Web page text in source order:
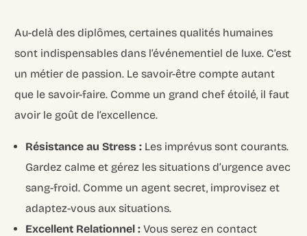
Au-delà des diplômes, certaines qualités humaines
sont indispensables dans l’événementiel de luxe. C’est
un métier de passion. Le savoir-être compte autant
que le savoir-faire. Comme un grand chef étoilé, il faut
avoir le goût de l’excellence.
Résistance au Stress : Les imprévus sont courants.
Gardez calme et gérez les situations d’urgence avec
sang-froid. Comme un agent secret, improvisez et
adaptez-vous aux situations.
Excellent Relationnel : Vous serez en contact